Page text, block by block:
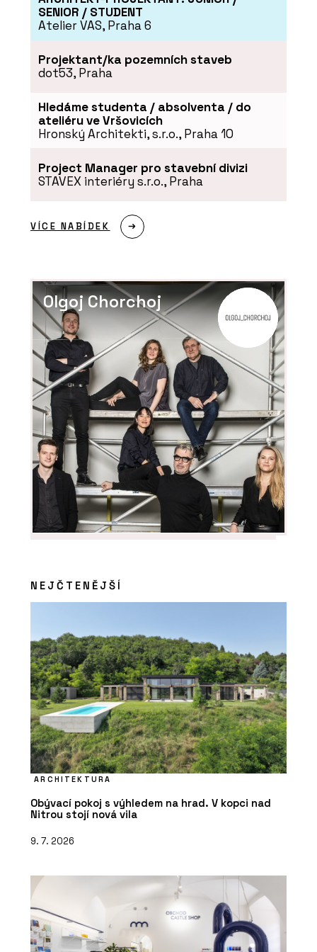
Franke
PRODUKTY
SENIOR / STUDENT
Atelier VAS, Praha 6
Projektant/ka pozemních staveb
dot53, Praha
Hledáme studenta / absolventa / do
ateliéru ve Vršovicích
Hronský Architekti, s.r.o., Praha 10
Project Manager pro stavební divizi
STAVEX interiéry s.r.o., Praha
VÍCE NABÍDEK
Olgoj Chorchoj
NEJČTENĚJŠÍ
ARCHITEKTURA
Obývací pokoj s výhledem na hrad. V kopci nad
Nitrou stojí nová vila
9. 7. 2026